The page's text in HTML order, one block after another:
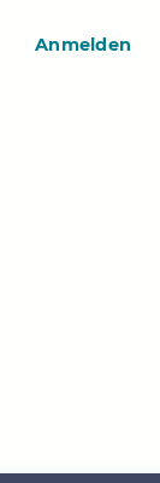
Anmelden